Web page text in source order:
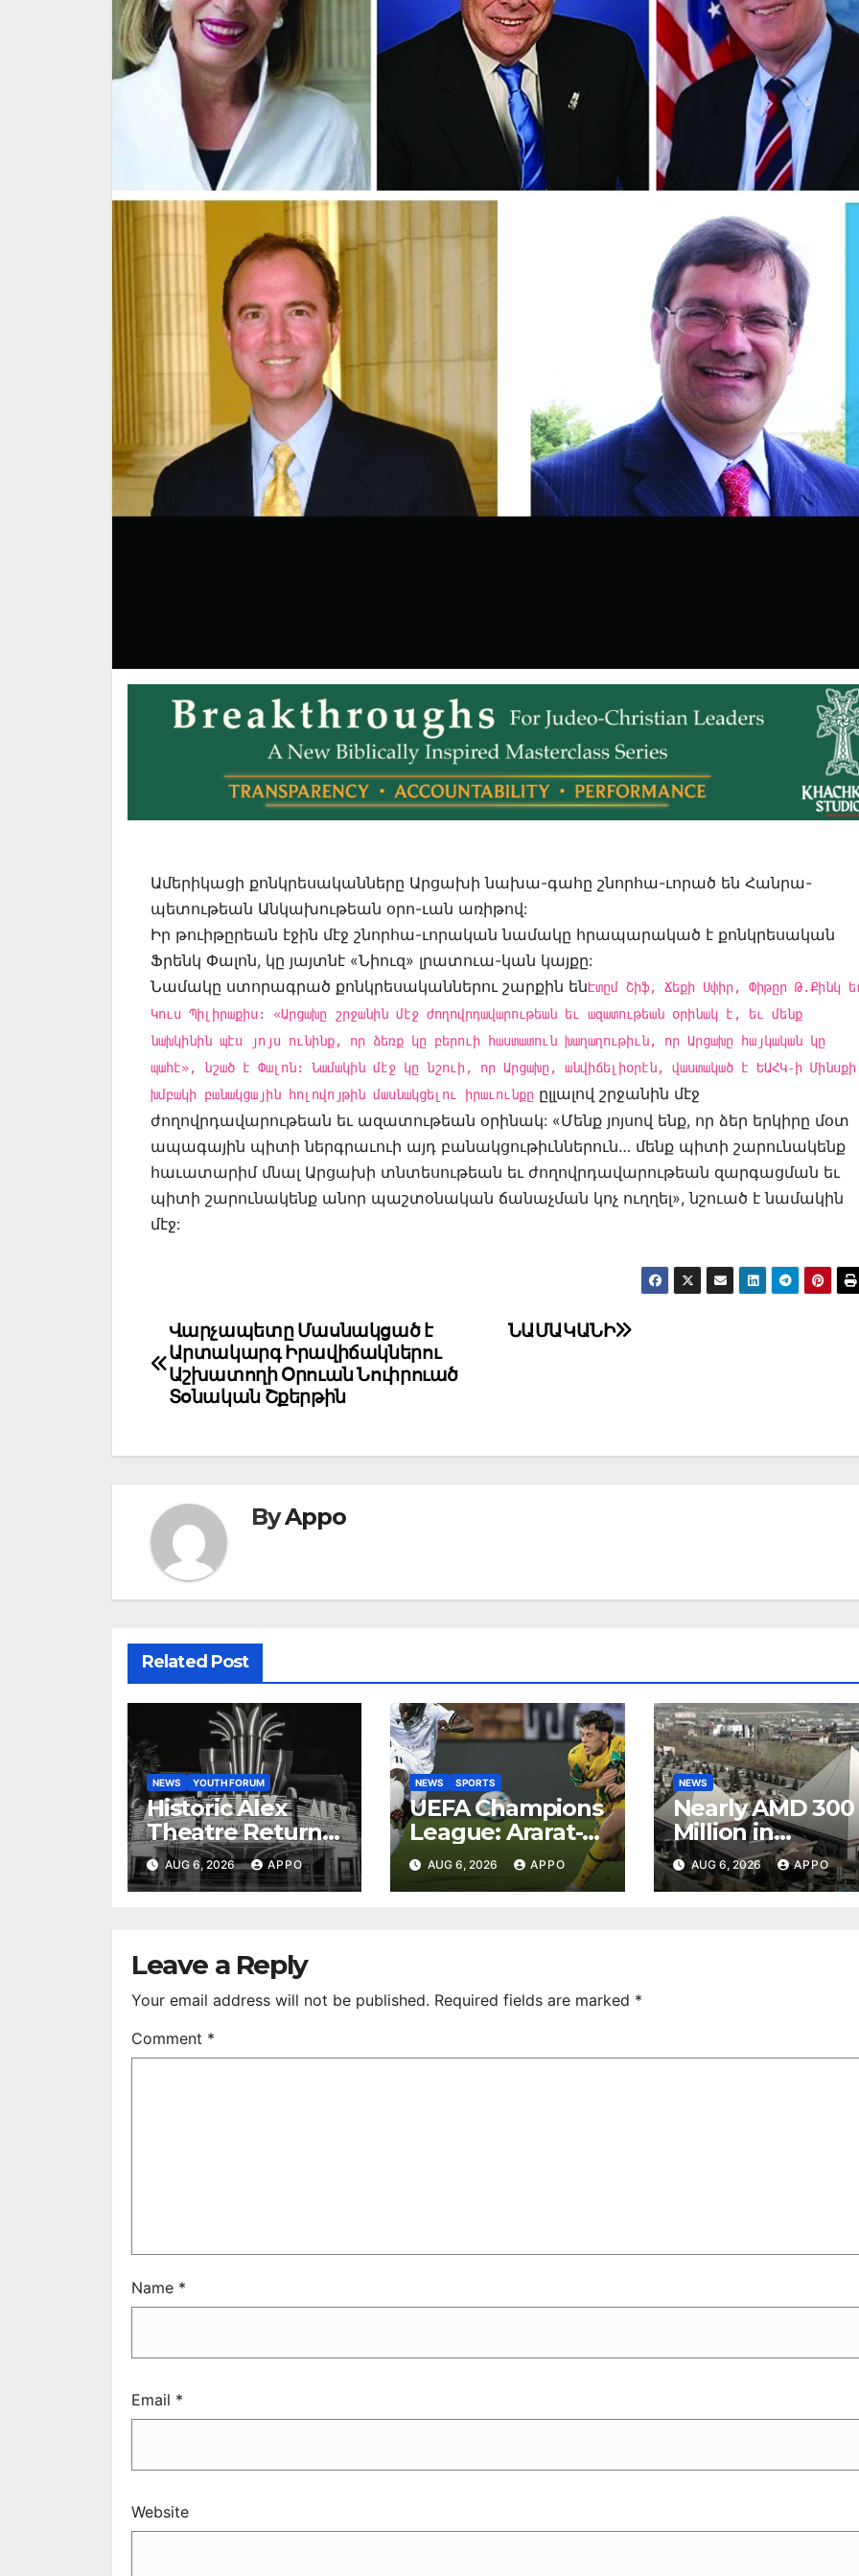
Ամերիկացի քոնկրեսականները Արցախի նախա-գահը շնորհա-ւորած են Հանրա-
պետութեան Անկախութեան օրո-ւան առիթով:
Իր թուիթըրեան էջին մէջ շնորհա-ւորական նամակը հրապարակած է քոնկրեսական
Ֆրենկ Փալոն, կը յայտնէ «Նիուզ» լրատուա-կան կայքը:
Նամակը ստորագրած քոնկրեսականներու շարքին ենԷտըմ Շիֆ, Ճեքի Սփիր, Փիթըր Թ.Քինկ
Կուս Պիլիրաքիս: «Արցախը շրջանին մէջ ժողովրդավարութեան եւ ազատութեան օրինակ է, եւ մենք
նախկինին պէս յոյս ունինք, որ ձեռք կը բերուի հաստատուն խաղաղութիւն, որ Արցախը հայկական կը
պահէ», նշած է Փալոն: Նամակին մէջ կը նշուի, որ Արցախը, անվիճելիօրէն, վաստակած է ԵԱՀԿ-ի Մինսքի
խմբակի բանակցային հոլովոյթին մասնակցելու իրաւունքը ըլլալով շրջանին մէջ
ժողովրդավարութեան եւ ազատութեան օրինակ: «Մենք յոյսով ենք, որ ձեր երկիրը մօտ
ապագային պիտի ներգրաւուի այդ բանակցութիւններուն… մենք պիտի շարունակենք
հաւատարիմ մնալ Արցախի տնտեսութեան եւ ժողովրդավարութեան զարգացման եւ
պիտի շարունակենք անոր պաշտօնական ճանաչման կոչ ուղղել», նշուած է նամակին
մէջ:
Post
navigation
ՆԱՄԱԿԱՆԻ
Վարչապետը Մասնակցած է
Արտակարգ Իրավիճակներու
Աշխատողի Օրուան Նուիրուած
Տօնական Շքերթին
ByAppo
Related Post
NEWS YOUTH FORUM
Historic Alex
Theatre Returns
to First-Run
Feature Films
AUG 6, 2026 APPO
NEWS SPORTS
UEFA Champions
League: Ararat-
Armenia Secure
Convincing
AUG 6, 2026 APPO
NEWS
Nearly AMD 300
Million in
Undeclared
Turnover
AUG 6, 2026 APPO
Leave a Reply
Your email address will not be published. Required fields are marked *
Comment *
Name *
Email *
Website